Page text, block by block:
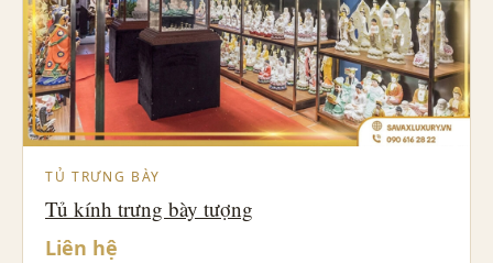
TỦ TRƯNG BÀY
Tủ kính trưng bày tượng
Liên hệ